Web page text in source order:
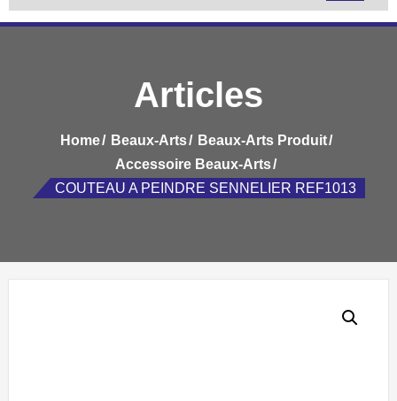
Articles
Home Beaux-Arts
Beaux-Arts Produit
Accessoire Beaux-Arts
COUTEAU A PEINDRE SENNELIER REF1013